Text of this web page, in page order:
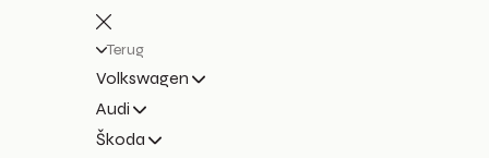
Terug
Volkswagen
Audi
Škoda